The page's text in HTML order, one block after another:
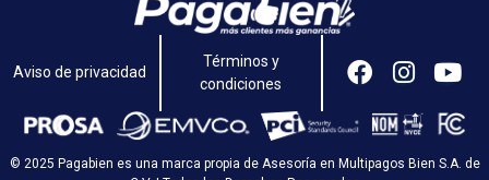
Aviso de privacidad
Términos y
condiciones
© 2025 Pagabien es una marca propia de Asesoría en Multipagos Bien S.A. de